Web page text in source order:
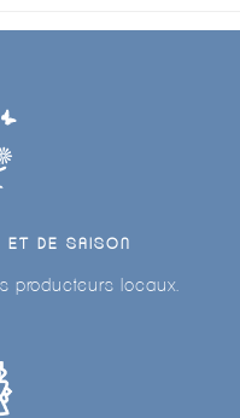
ET DE SAISON
producteurs locaux.